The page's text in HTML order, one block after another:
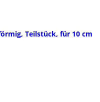
Teilstück, für 10 cm